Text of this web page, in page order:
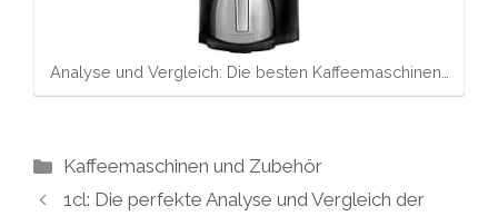
Analyse und Vergleich: Die besten Kaffeemaschinen…
Kategorien
Kaffeemaschinen und Zubehör
1cl: Die perfekte Analyse und Vergleich der